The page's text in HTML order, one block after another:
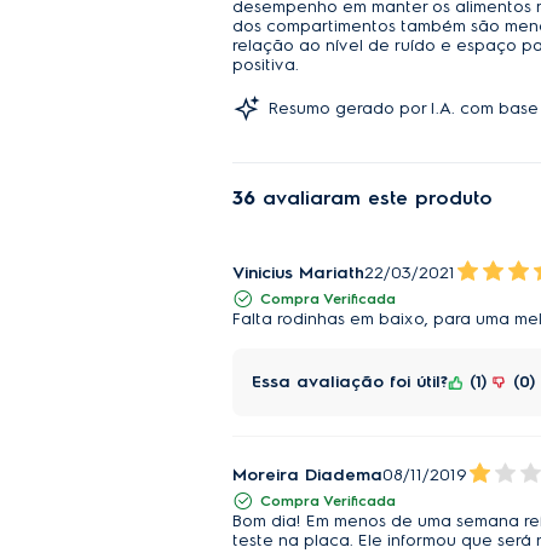
desempenho em manter os
dos compartimentos também são
relação ao nível de ruído e espaço
positiva.
Resumo gerado por I.A. com
36 avaliaram este produto
Vinicius Mariath22/03/2021
Compra Verificada
Falta rodinhas em baixo, para uma
Essa avaliação foi útil? 1 0
Moreira Diadema08/11/2019
Compra Verificada
Bom dia! Em menos de uma semana
teste na placa. Ele informou que será